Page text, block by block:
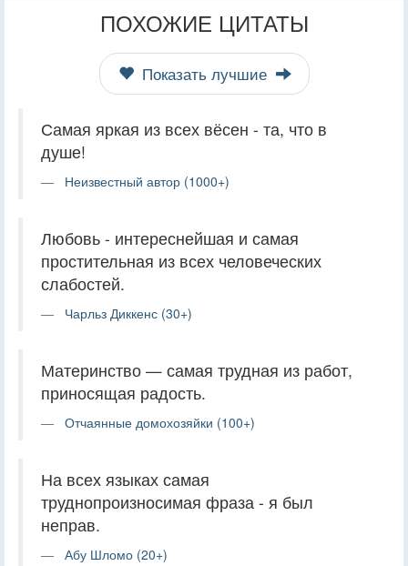
ПОХОЖИЕ ЦИТАТЫ
Показать лучшие
Самая яркая из всех вёсен - та, что в
душе!
Неизвестный автор (1000+)
Любовь - интереснейшая и самая
простительная из всех человеческих
слабостей.
Чарльз Диккенс (30+)
Материнство — самая трудная из работ,
приносящая радость.
Отчаянные домохозяйки (100+)
На всех языках самая
труднопроизносимая фраза - я был
неправ.
Абу Шломо (20+)